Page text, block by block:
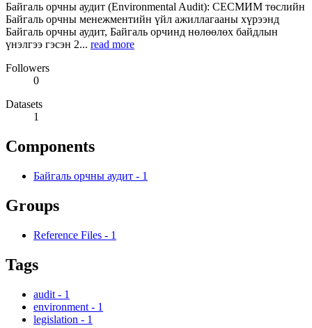
Байгаль орчны аудит (Environmental Audit): СЕСМИМ төслийн
Байгаль орчны менежментийн үйл ажиллагааны хүрээнд
Байгаль орчны аудит, Байгаль орчинд нөлөөлөх байдлын
үнэлгээ гэсэн 2... read more
Followers
0
Datasets
1
Components
Байгаль орчны аудит - 1
Groups
Reference Files - 1
Tags
audit - 1
environment - 1
legislation - 1